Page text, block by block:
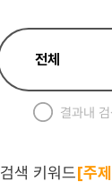
결과내
검색 키워드[주